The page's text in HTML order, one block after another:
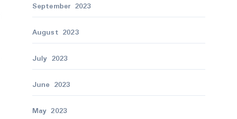
September 2023
August 2023
July 2023
June 2023
May 2023